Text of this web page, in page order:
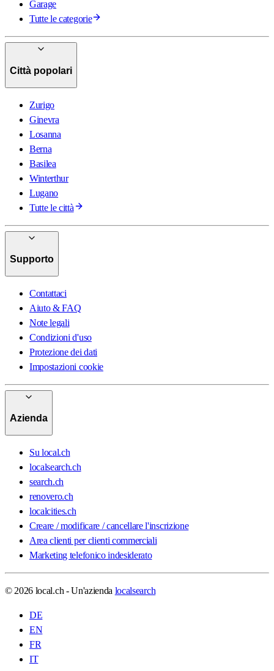
Garage
Tutte le categorie
Città popolari
Zurigo
Ginevra
Losanna
Berna
Basilea
Winterthur
Lugano
Tutte le città
Supporto
Contattaci
Aiuto & FAQ
Note legali
Condizioni d'uso
Protezione dei dati
Impostazioni cookie
Azienda
Su local.ch
localsearch.ch
search.ch
renovero.ch
localcities.ch
Creare / modificare / cancellare l'inscrizione
Area clienti per clienti commerciali
Marketing telefonico indesiderato
© 2026 local.ch - Un'azienda localsearch
DE
EN
FR
IT